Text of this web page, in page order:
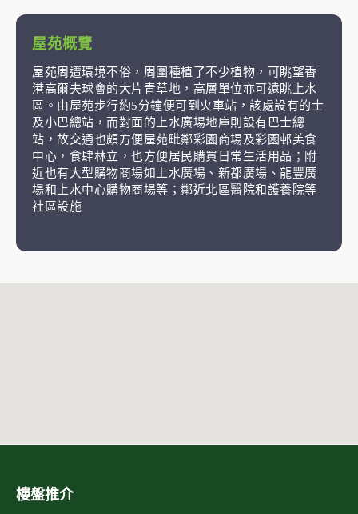
屋苑概覽
屋苑周遭環境不俗，周圍種植了不少植物，可眺望香
港高爾夫球會的大片青草地，高層單位亦可遠眺上水
區。由屋苑步行約5分鐘便可到火車站，該處設有的士
及小巴總站，而對面的上水廣場地庫則設有巴士總
站，故交通也頗方便屋苑毗鄰彩園商場及彩園邨美食
中心，食肆林立，也方便居民購買日常生活用品；附
近也有大型購物商場如上水廣場、新都廣場、龍豐廣
場和上水中心購物商場等；鄰近北區醫院和護養院等
社區設施
樓盤推介